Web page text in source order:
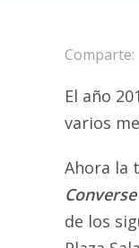
Comparte:
El año
varios
Ahora la
de los